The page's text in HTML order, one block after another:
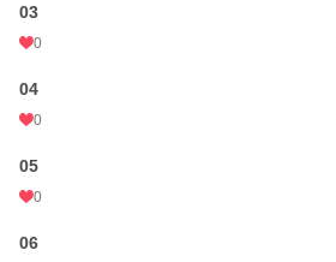
03
0
04
0
05
0
06